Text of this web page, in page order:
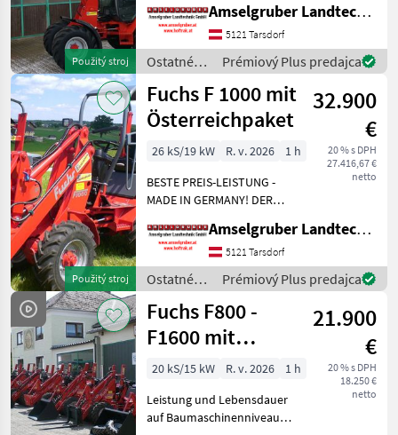
Použitý stroj
Teleskopausleger. Hubhöhe
über 400 cm, massivste ZF
Planetentriebachsen, 70 PS
Yanmar 4 Zylinder Motor mi
Amselgruber Landtechnik GmbH
5121 Tarsdorf
Ostatné
poľnohospodárske
silové
stroje /
Fuchs
Prémiový Plus predajca
Použitý stroj
Fuchs F 1000 mit
Österreichpaket
32.900
€
20 % s DPH
27.416,67 €
netto
26 kS/19 kW R. v. 2026
1 h
BESTE PREIS-LEISTUNG -
MADE IN GERMANY! DER
Österreichpaket jetzt zum
AKTIONSPREIS!: -290cm
Hubhöhe -42 lt/min
Hydraulikleistung (Über 3
Amselgruber Landtechnik GmbH
5121 Tarsdorf
Ostatné
poľnohospodárske
silové
stroje /
Fuchs
Prémiový Plus predajca
Fuchs F800 -
F1600 mit
Österreichpaket
21.900
€
20 % s DPH
18.250 €
netto
20 kS/15 kW R. v. 2026
1 h
Leistung und Lebensdauer
auf Baumaschinenniveau